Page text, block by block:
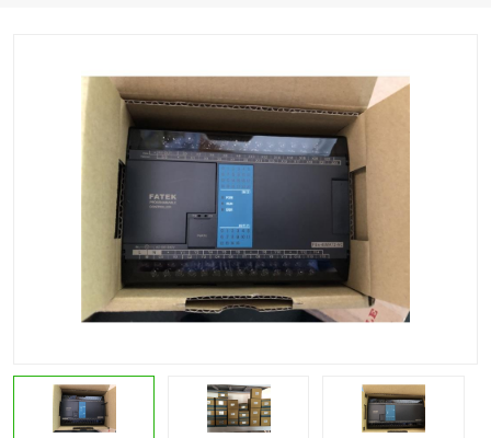
其他
安士能开关
普洛菲斯触摸屏
魏德米勒继电器 施迈赛限位开关